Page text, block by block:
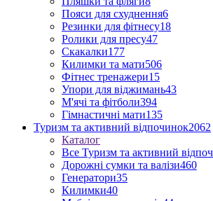
Пояси для схуднення6
Резинки для фітнесу18
Ролики для пресу47
Скакалки177
Килимки та мати506
Фітнес тренажери15
Упори для віджимань43
М'ячі та фітболи394
Гімнастичні мати135
Туризм та активний відпочинок2062
Каталог
Все Туризм та активний
Дорожні сумки та валізи460
Генератори35
Килимки40